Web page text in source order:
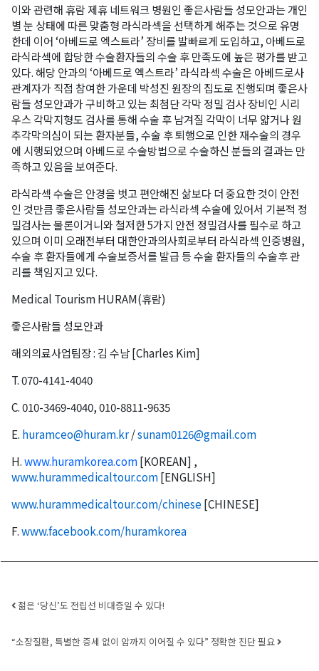
이와 관련해 휴람 제휴 네트워크 병원인 좋은사람들 성모안과는 개인
별 눈 상태에 따른 맞춤형 라식라섹을 선택하게 해주는 것으로 유명
한데 이어 ‘아베드로 엑스트라’ 장비를 발빠르게 도입하고, 아베드로
라식라섹에 합당한 수술환자들의 수술 후 만족도에 높은 평가를 받고
있다. 해당 안과의 ‘아베드로 엑스트라’ 라식라섹 수술은 아베드로사
관계자가 직접 참여한 가운데 박성진 원장의 집도로 진행되며 좋은사
람들 성모안과가 구비하고 있는 최첨단 각막 정밀 검사 장비인 시리
우스 각막지형도 검사를 통해 수술 후 남겨질 각막이 너무 얇거나 원
추각막의심이 되는 환자분들, 수술 후 퇴행으로 인한 재수술의 경우
에 시행되었으며 아베드로 수술방법으로 수술하신 분들의 결과는 만
족하고 있음을 보여준다.
라식라섹 수술은 안경을 벗고 편안해진 삶보다 더 중요한 것이 안전
인 것만큼 좋은사람들 성모안과는 라식라섹 수술에 있어서 기본적 정
밀검사는 물론이거니와 철저한 5가지 안전 정밀검사를 필수로 하고
있으며 이미 오래전부터 대한안과의사회로부터 라식라섹 인증병원,
수술 후 환자들에게 수술보증서를 발급 등 수술 환자들의 수술후 관
리를 책임지고 있다.
Medical Tourism HURAM(휴람)
좋은사람들 성모안과
해외의료사업팀장: 김 수남[Charles Kim]
T. 070-4141-4040
C. 010-3469-4040, 010-8811-9635
E. huramceo@huram.kr/sunam0126@gmail.com
H.www.huramkorea.com[KOREAN] ,
www.hurammedicaltour.com[ENGLISH]
www.hurammedicaltour.com/chinese[CHINESE]
F.www.facebook.com/huramkorea
Post navigation
젊은 ‘당신’도 전립선 비대증일 수 있다!
“소장질환, 특별한 증세 없이 암까지 이어질 수 있다” 정확한 진단 필요
오레곤K 뉴스레터 구독
매주 오레곤K 뉴스레터를 통해 다양한 로컬소식과